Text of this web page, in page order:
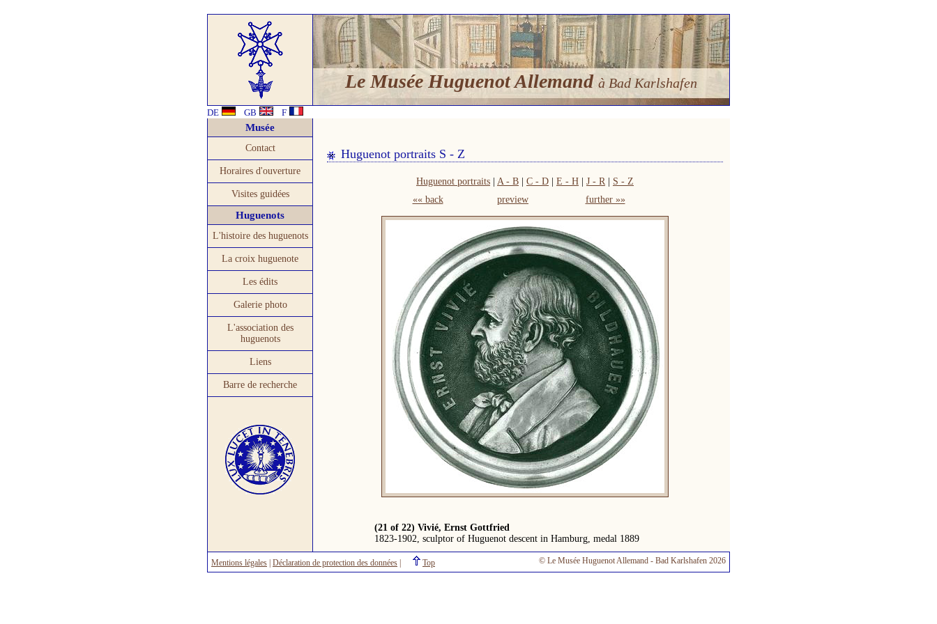
Le Musée Huguenot Allemand à Bad Karlshafen
DE GB F
Musée
Contact
Horaires d'ouverture
Visites guidées
Huguenots
L'histoire des huguenots
La croix huguenote
Les édits
Galerie photo
L'association des
huguenots
Liens
Barre de recherche
Huguenot portraits S - Z
Huguenot portraits A - B C - D E - H J - R| S - Z
«« back
preview further »»
(21 of 22) Vivié, Ernst Gottfried
1823-1902, sculptor of Huguenot descent in Hamburg, medal 1889
Mentions légales Déclaration de protection des données Top © Le Musée Huguenot Allemand - Bad Karlshafen 2026